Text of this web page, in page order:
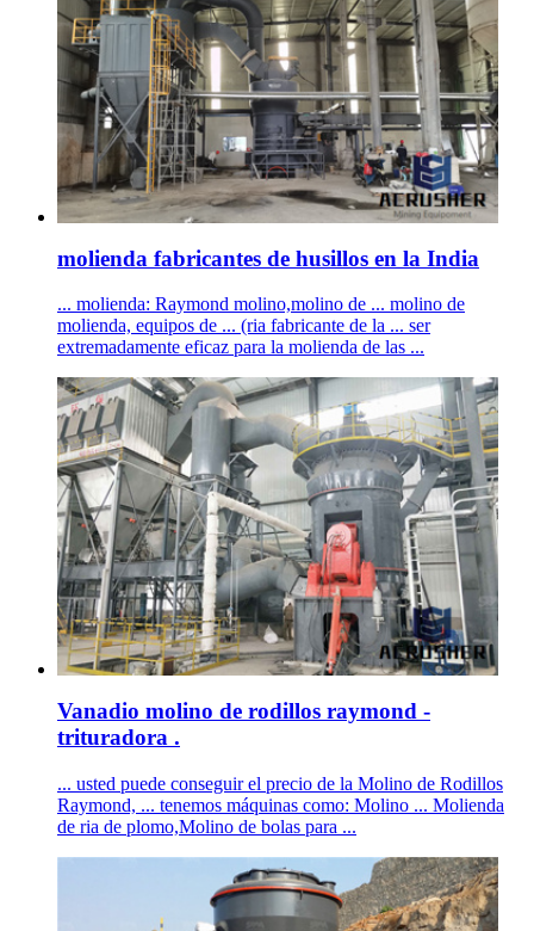
molienda fabricantes de husillos en la India
... molienda: Raymond molino,molino de ... molino de
molienda, equipos de ... (ria fabricante de la ... ser
extremadamente eficaz para la molienda de las ...
Vanadio molino de rodillos raymond -
trituradora .
... usted puede conseguir el precio de la Molino de Rodillos
Raymond, ... tenemos máquinas como: Molino ... Molienda
de ria de plomo,Molino de bolas para ...